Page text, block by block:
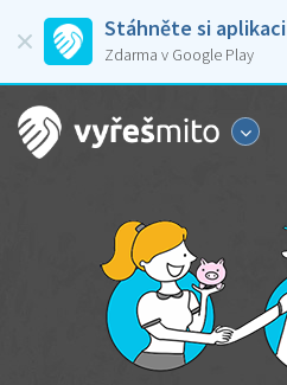
Stáhněte si aplikaci
Zdarma v Google Play